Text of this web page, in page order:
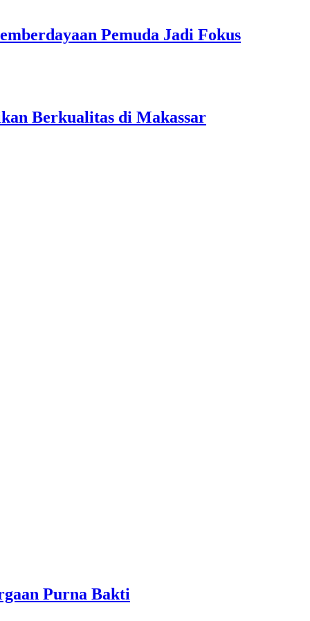
Pemuda Jadi Fokus
Berkualitas di Makassar
Purna Bakti